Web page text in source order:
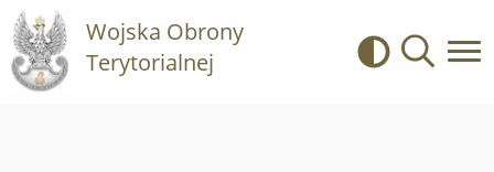
Wojska Obrony
Terytorialnej
Kontrast